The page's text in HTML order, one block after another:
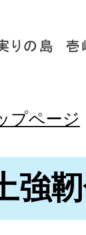
プページ
強